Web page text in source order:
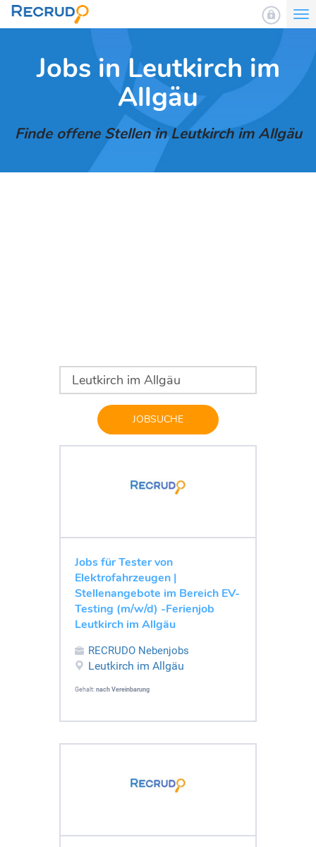
Jobs in Leutkirch im
Allgäu
Finde offene Stellen in Leutkirch im Allgäu
JOBSUCHE
Jobs für Tester von
Elektrofahrzeugen |
Stellenangebote im Bereich EV-
Testing (m/w/d) -Ferienjob
Leutkirch im Allgäu
RECRUDO Nebenjobs
Leutkirch im Allgäu
Gehalt: nach Vereinbarung